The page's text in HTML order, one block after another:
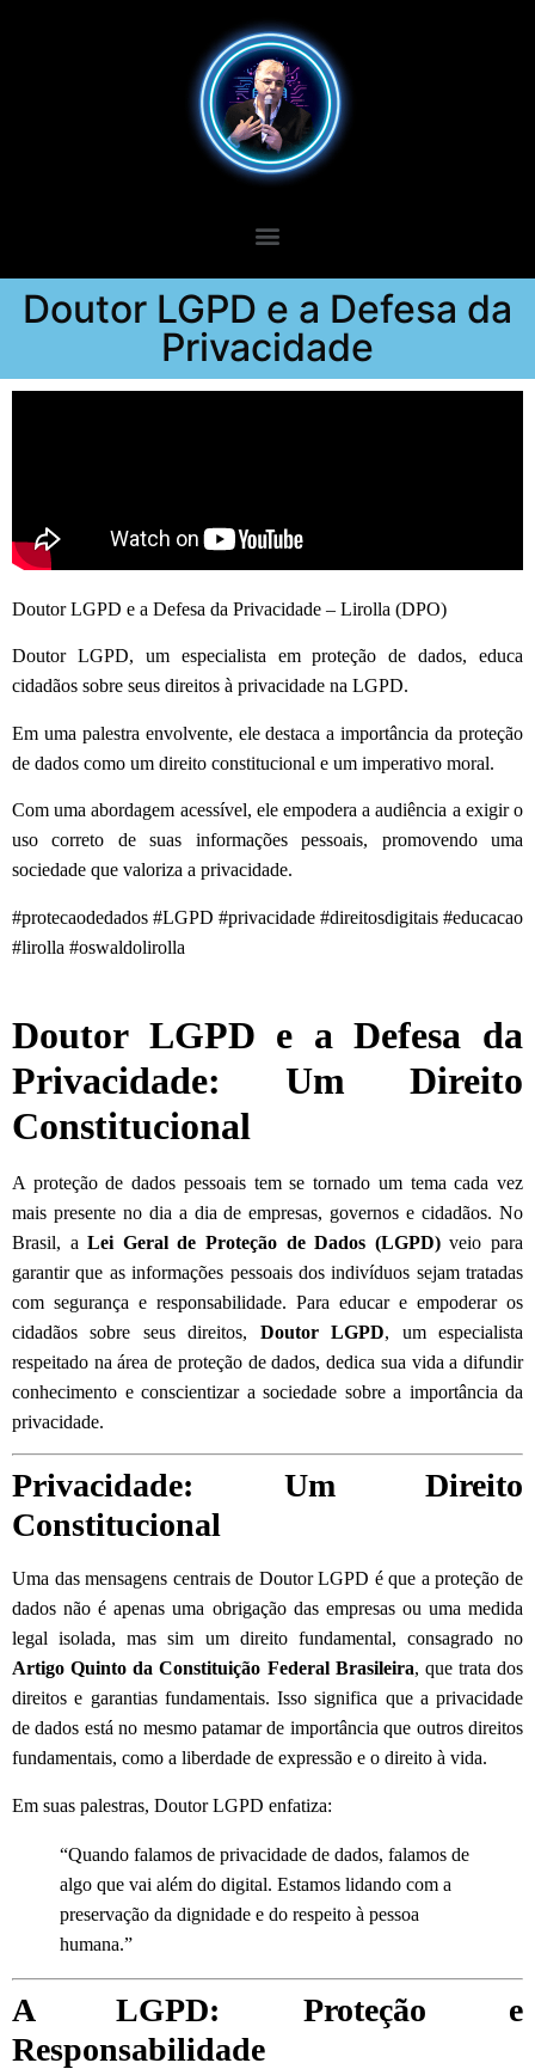
Doutor LGPD e a Defesa da
Privacidade
Doutor LGPD e a Defesa da Privacidade – Lirolla (DPO)
Doutor LGPD, um especialista em proteção de dados, educa
cidadãos sobre seus direitos à privacidade na LGPD.
Em uma palestra envolvente, ele destaca a importância da proteção
de dados como um direito constitucional e um imperativo moral.
Com uma abordagem acessível, ele empodera a audiência a exigir o
uso correto de suas informações pessoais, promovendo uma
sociedade que valoriza a privacidade.
#protecaodedados #LGPD #privacidade #direitosdigitais #educacao
#lirolla #oswaldolirolla
Doutor LGPD e a Defesa da
Privacidade: Um Direito
Constitucional
A proteção de dados pessoais tem se tornado um tema cada vez
mais presente no dia a dia de empresas, governos e cidadãos. No
Brasil, aLei Geral de Proteção de Dados (LGPD)veio para
garantir que as informações pessoais dos indivíduos sejam tratadas
com segurança e responsabilidade. Para educar e empoderar os
cidadãos sobre seus direitos, Doutor LGPD, um especialista
respeitado na área de proteção de dados, dedica sua vida a difundir
conhecimento e conscientizar a sociedade sobre a importância da
privacidade.
Privacidade: Um Direito
Constitucional
Uma das mensagens centrais de Doutor LGPD é que a proteção de
dados não é apenas uma obrigação das empresas ou uma medida
legal isolada, mas sim um direito fundamental, consagrado no
Artigo Quinto da Constituição Federal Brasileira, que trata dos
direitos e garantias fundamentais. Isso significa que a privacidade
de dados está no mesmo patamar de importância que outros direitos
fundamentais, como a liberdade de expressão e o direito à vida.
Em suas palestras, Doutor LGPD enfatiza:
“Quando falamos de privacidade de dados, falamos de
algo que vai além do digital. Estamos lidando com a
preservação da dignidade e do respeito à pessoa
humana.”
A LGPD: Proteção e
Responsabilidade